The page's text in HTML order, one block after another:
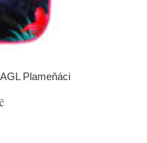
Plameňáci